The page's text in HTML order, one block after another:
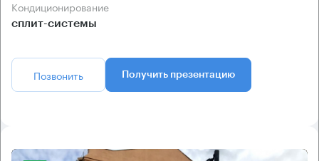
Кондиционирование
сплит-системы
Позвонить Получить презентацию